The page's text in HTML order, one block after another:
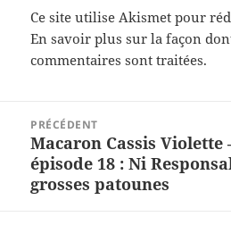
Ce site utilise Akismet pour
En savoir plus sur la façon
commentaires sont traitées.
l’article
PRÉCÉDENT
Article
précédent :
Macaron Cassis Violette
épisode 18 : Ni
grosses patounes